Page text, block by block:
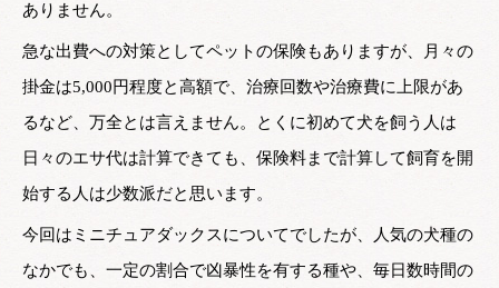
ありません。
急な出費への対策としてペットの保険もありますが、月々の
掛金は5,000円程度と高額で、治療回数や治療費に上限があ
るなど、万全とは言えません。とくに初めて犬を飼う人は
日々のエサ代は計算できても、保険料まで計算して飼育を開
始する人は少数派だと思います。
今回はミニチュアダックスについてでしたが、人気の犬種の
なかでも、一定の割合で凶暴性を有する種や、毎日数時間の